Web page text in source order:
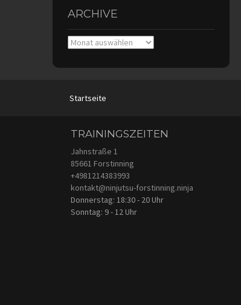
ARCHIVE
Archive
Startseite
TRAININGSZEITEN
Jahnstraße 1
85661 Forstinning
+4981214383993
kontakt@ninjutsu-forstinning.ninja
Donnerstag: 18:30 - 20 Uhr
Sonntag: 9 - 12 Uhr